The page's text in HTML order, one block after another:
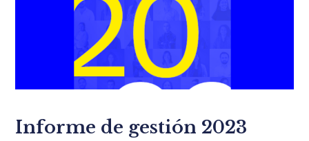
Informe de gestión 2023